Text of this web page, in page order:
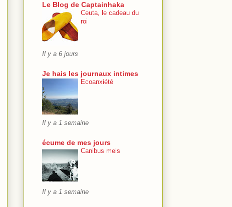
Le Blog de Captainhaka
Ceuta, le cadeau du
roi
Il y a 6 jours
Je hais les journaux intimes
Ecoanxiété
Il y a 1 semaine
écume de mes jours
Canibus meis
Il y a 1 semaine